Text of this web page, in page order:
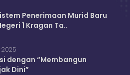
Penerimaan Murid Baru
1 Kragan Ta..
2025
“Membangun
Dini”